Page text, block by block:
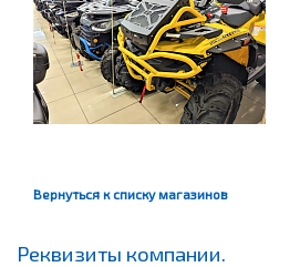
Вернуться к списку магазинов
Реквизиты компании.